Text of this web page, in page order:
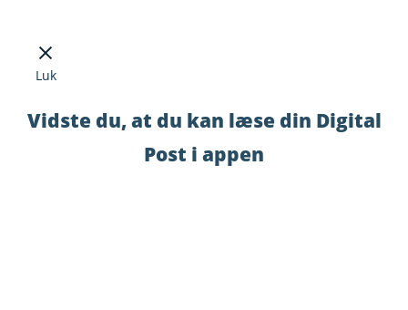
Luk
Vidste du, at du kan læse din Digital
Post i appen